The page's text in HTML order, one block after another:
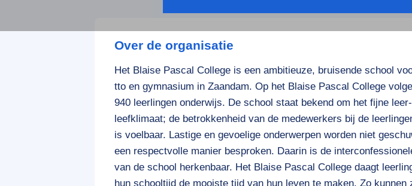
Over de organisatie
Het Blaise Pascal College is een ambitieuze, bruisende school
tto en gymnasium in Zaandam. Op het Blaise Pascal College
940 leerlingen onderwijs. De school staat bekend om het fijne
leefklimaat; de betrokkenheid van de medewerkers bij de
is voelbaar. Lastige en gevoelige onderwerpen worden niet
een respectvolle manier besproken. Daarin is de
van de school herkenbaar. Het Blaise Pascal College daagt
hun schooltijd de mooiste tijd van hun leven te maken. Zo kunnen